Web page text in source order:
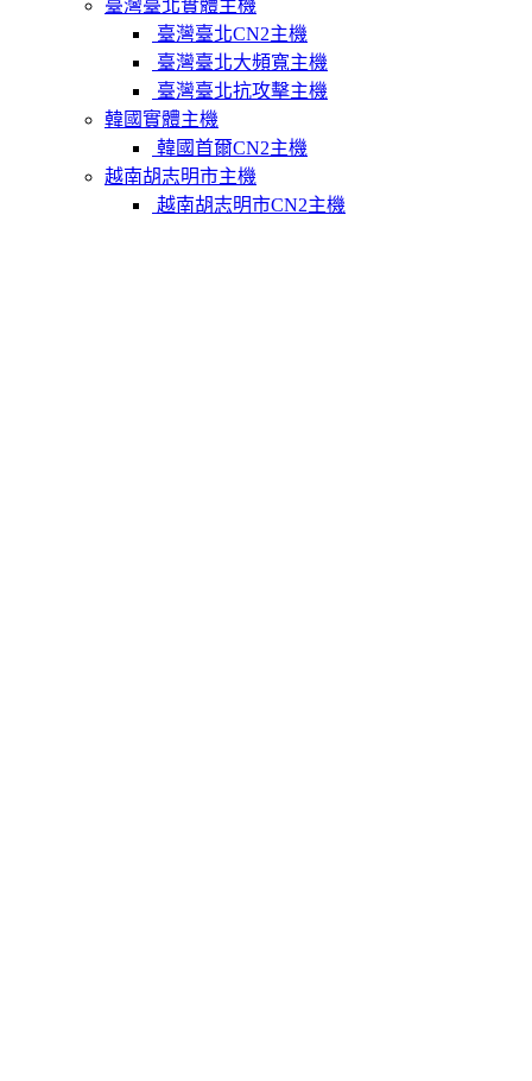
臺灣臺北實體主機
臺灣臺北CN2主機
臺灣臺北大頻寬主機
臺灣臺北抗攻擊主機
韓國實體主機
韓國首爾CN2主機
越南胡志明市主機
越南胡志明市CN2主機